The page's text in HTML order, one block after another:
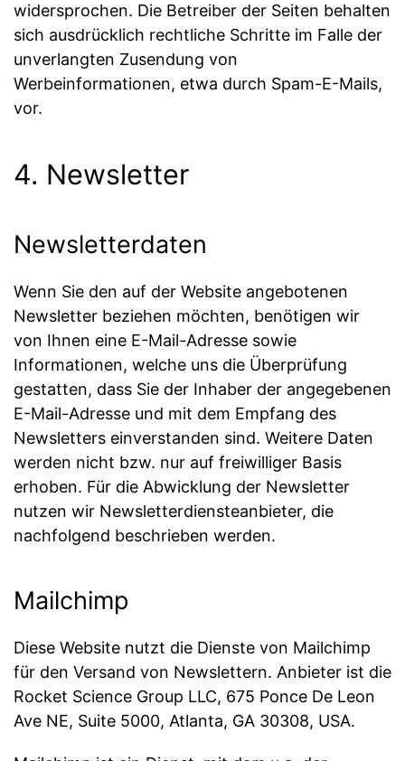
widersprochen. Die Betreiber der Seiten behalten
sich ausdrücklich rechtliche Schritte im Falle der
unverlangten Zusendung von
Werbeinformationen, etwa durch Spam-E-Mails,
vor.
4. Newsletter
Newsletter­daten
Wenn Sie den auf der Website angebotenen
Newsletter beziehen möchten, benötigen wir
von Ihnen eine E-Mail-Adresse sowie
Informationen, welche uns die Überprüfung
gestatten, dass Sie der Inhaber der angegebenen
E-Mail-Adresse und mit dem Empfang des
Newsletters einverstanden sind. Weitere Daten
werden nicht bzw. nur auf freiwilliger Basis
erhoben. Für die Abwicklung der Newsletter
nutzen wir Newsletterdiensteanbieter, die
nachfolgend beschrieben werden.
Mailchimp
Diese Website nutzt die Dienste von Mailchimp
für den Versand von Newslettern. Anbieter ist die
Rocket Science Group LLC, 675 Ponce De Leon
Ave NE, Suite 5000, Atlanta, GA 30308, USA.